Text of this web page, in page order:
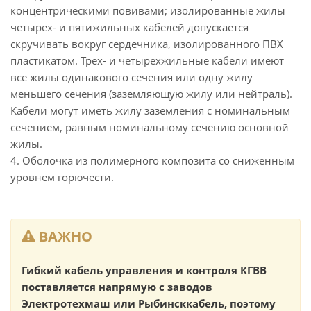
концентрическими повивами; изолированные жилы
четырех- и пятижильных кабелей допускается
скручивать вокруг сердечника, изолированного ПВХ
пластикатом. Трех- и четырехжильные кабели имеют
все жилы одинакового сечения или одну жилу
меньшего сечения (заземляющую жилу или нейтраль).
Кабели могут иметь жилу заземления с номинальным
сечением, равным номинальному сечению основной
жилы.
4. Оболочка из полимерного композита со сниженным
уровнем горючести.
ВАЖНО
Гибкий кабель управления и контроля КГВВ
поставляется напрямую с заводов
Электротехмаш или Рыбинсккабель, поэтому